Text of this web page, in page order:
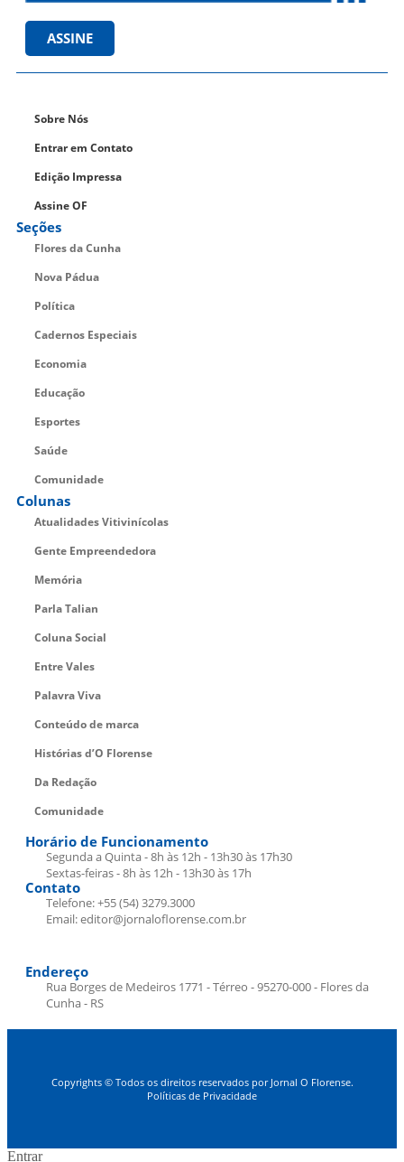
ASSINE
Sobre Nós
Entrar em Contato
Edição Impressa
Assine OF
Seções
Flores da Cunha
Nova Pádua
Política
Cadernos Especiais
Economia
Educação
Esportes
Saúde
Comunidade
Colunas
Atualidades Vitivinícolas
Gente Empreendedora
Memória
Parla Talian
Coluna Social
Entre Vales
Palavra Viva
Conteúdo de marca
Histórias d’O Florense
Da Redação
Comunidade
Horário de Funcionamento
Segunda a Quinta - 8h às 12h - 13h30 às 17h30
Sextas-feiras - 8h às 12h - 13h30 às 17h
Contato
Telefone: +55 (54) 3279.3000
Email: editor@jornaloflorense.com.br
Endereço
Rua Borges de Medeiros 1771 - Térreo - 95270-000 - Flores da
Cunha - RS
Copyrights © Todos os direitos reservados por Jornal O Florense.
Políticas de Privacidade
Entrar